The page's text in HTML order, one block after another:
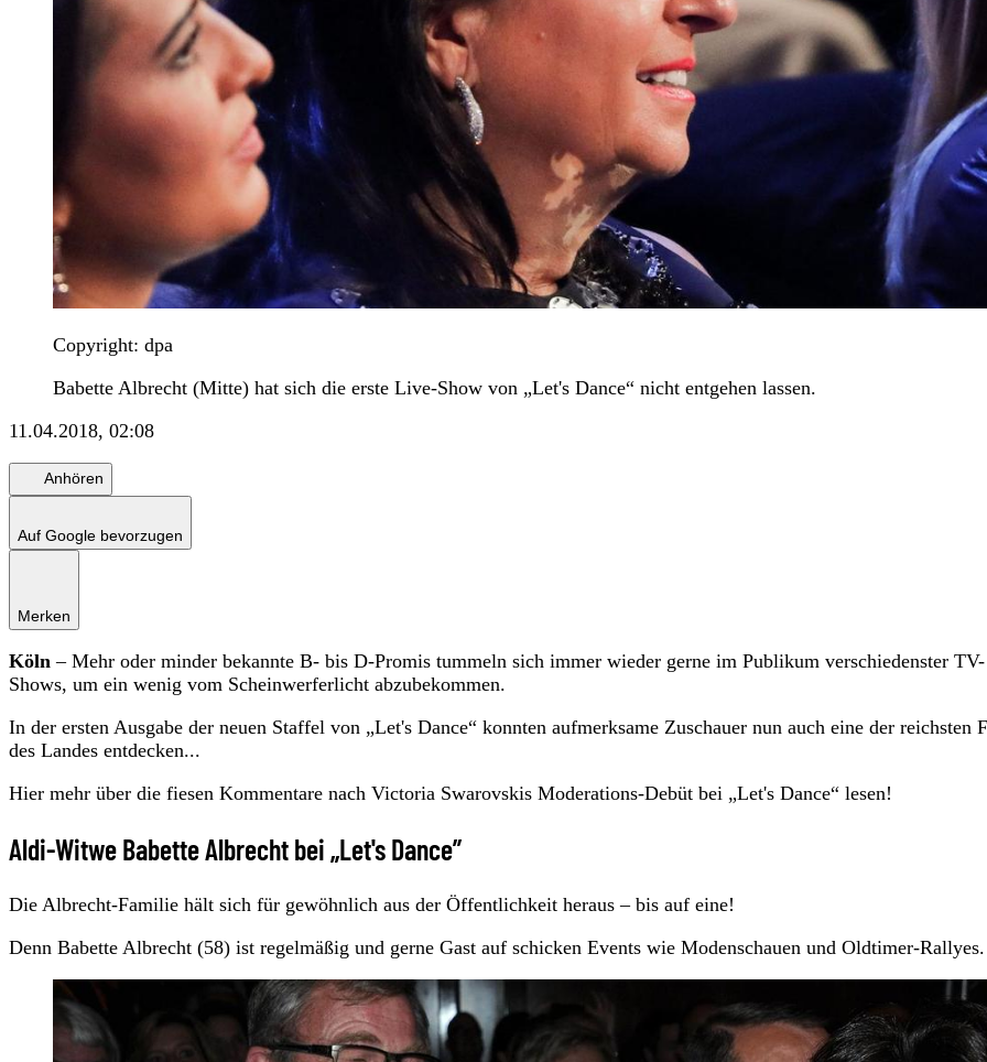
Copyright: dpa
Babette Albrecht (Mitte) hat sich die erste Live-Show von „Let's Dance“ nicht entgehen lassen.
11.04.2018, 02:08
Anhören
Auf Google bevorzugen
Merken
Köln – Mehr oder minder bekannte B- bis D-Promis tummeln sich immer wieder gerne im Publikum verschiedenster TV-
Shows, um ein wenig vom Scheinwerferlicht abzubekommen.
In der ersten Ausgabe der neuen Staffel von „Let's Dance“ konnten aufmerksame Zuschauer nun auch eine der reichsten
des Landes entdecken...
Hier mehr über die fiesen Kommentare nach Victoria Swarovskis Moderations-Debüt bei „Let's Dance“ lesen!
Aldi-Witwe Babette Albrecht bei „Let's Dance”
Die Albrecht-Familie hält sich für gewöhnlich aus der Öffentlichkeit heraus – bis auf eine!
Denn Babette Albrecht (58) ist regelmäßig und gerne Gast auf schicken Events wie Modenschauen und Oldtimer-Rallyes.